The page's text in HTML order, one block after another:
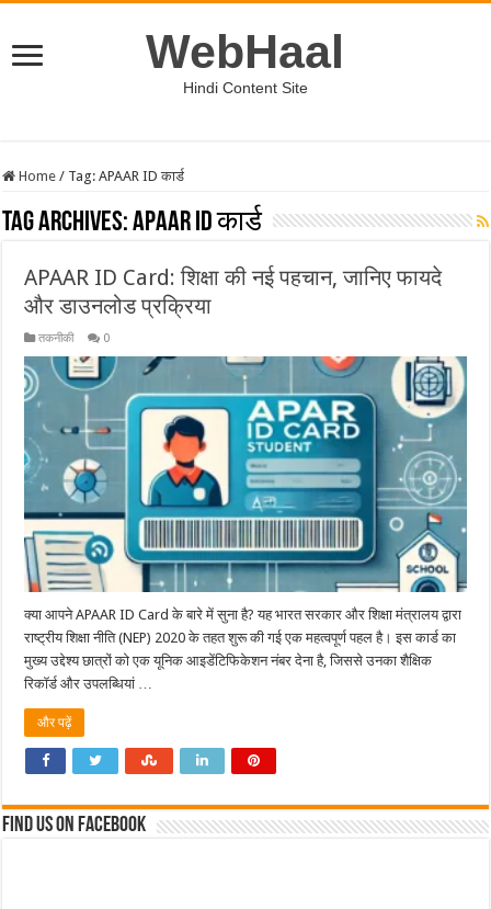
WebHaal
Hindi Content Site
Home / Tag:APAAR ID कार्ड
Tag Archives:APAAR ID कार्ड
APAAR ID Card: शिक्षा की नई पहचान, जानिए फायदे
और डाउनलोड प्रक्रिया
तकनीकी 0
क्या आपने APAAR ID Card के बारे में सुना है? यह भारत सरकार और शिक्षा मंत्रालय द्वारा
राष्ट्रीय शिक्षा नीति (NEP) 2020 के तहत शुरू की गई एक महत्वपूर्ण पहल है। इस कार्ड का
मुख्य उद्देश्य छात्रों को एक यूनिक आइडेंटिफिकेशन नंबर देना है, जिससे उनका शैक्षिक
रिकॉर्ड और उपलब्धियां …
और पढ़ें
Find us on Facebook